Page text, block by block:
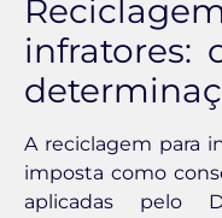
infratores:
A reciclagem para
imposta como
aplicadas pelo